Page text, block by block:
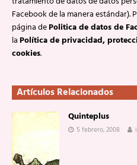
Facebook de la manera estándar).
página dePolitica de datos de
laPolítica de privacidad,
cookies.
Artículos Relacionados
Quinteplus
5 febrero, 2008